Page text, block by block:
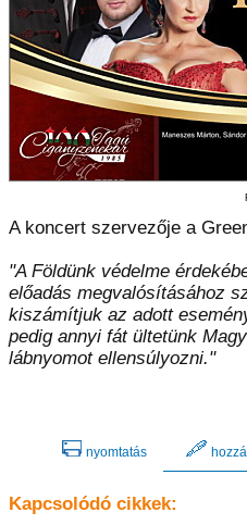
A koncert szervezője a
"A Földünk védelme
előadás megvalósításához
kiszámítjuk az adott
pedig annyi fát ültetünk
lábnyomot ellensúlyozni."
nyomtatás
Kapcsolódó cikkek: